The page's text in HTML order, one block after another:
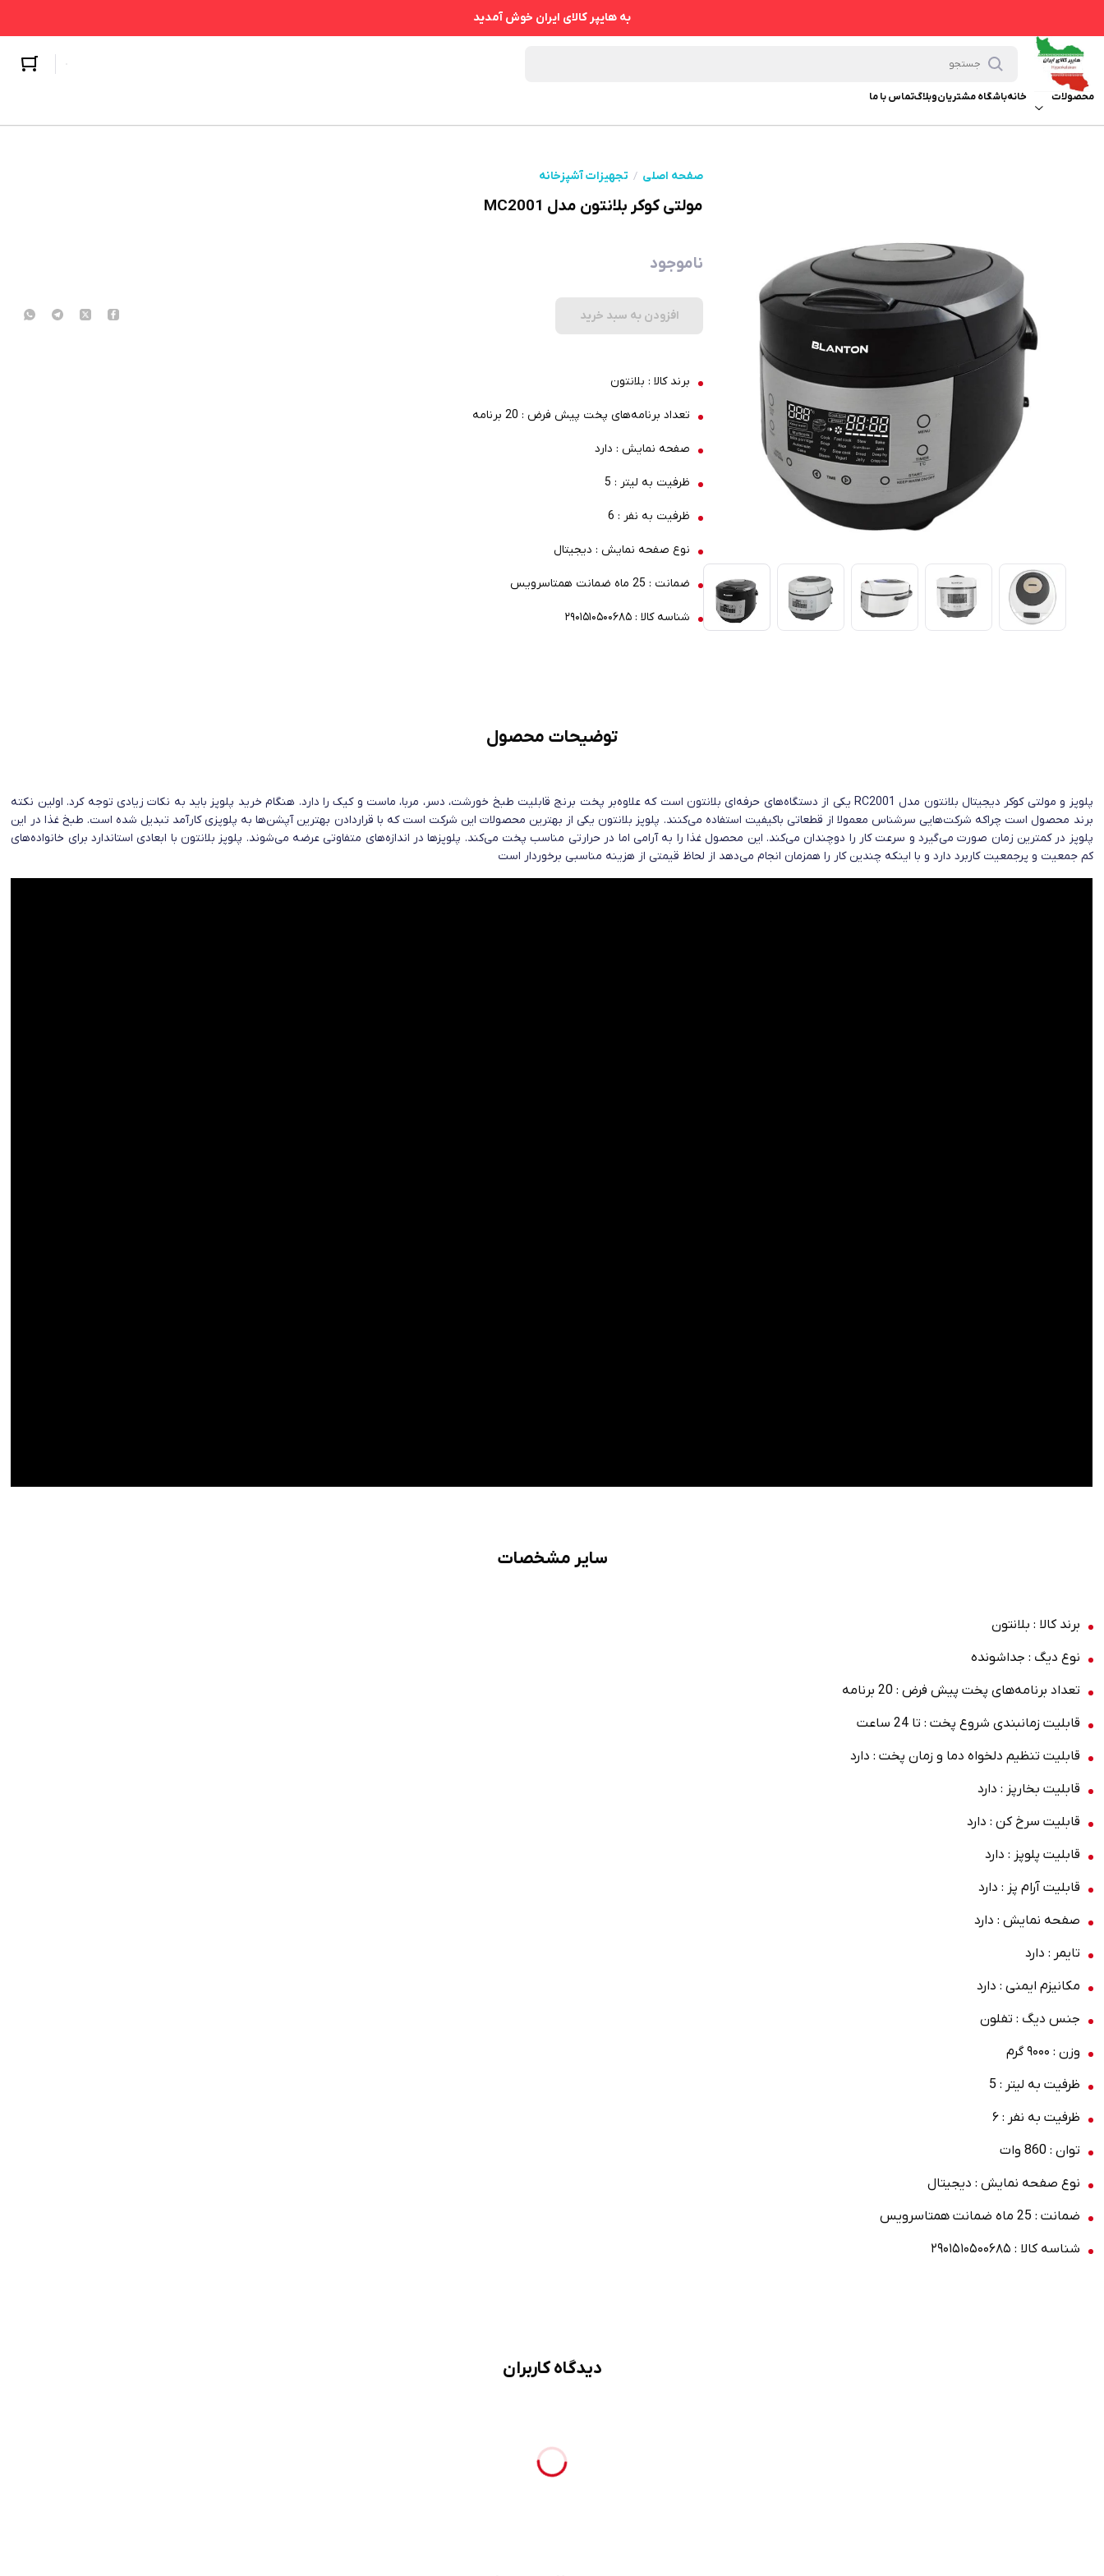
به هایپر کالای ایران خوش آمدید
محصولات خانهباشگاه مشتریانوبلاگتماس با ما
صفحه اصلی تجهیزات آشپزخانه
مولتی کوکر بلانتون مدل MC2001
ناموجود
افزودن به سبد خرید
برند کالا : بلانتون
تعداد برنامه‌های پخت پیش فرض : 20 برنامه
صفحه ‌نمایش : دارد
ظرفیت به لیتر : 5
ظرفیت به نفر : 6
نوع صفحه نمایش : دیجیتال
ضمانت : 25 ماه ضمانت همتاسرویس
شناسه کالا : ۲۹۰۱۵۱۰۵۰۰۶۸۵
توضیحات محصول
پلوپز و مولتی کوکر دیجیتال بلانتون مدل RC2001 یکی از دستگاه‌های حرفه‌ای بلانتون است که علاوه‌بر پخت برنج قابلیت طبخ خورشت، دسر، مربا، ماست و کیک را دارد. هنگام خرید پلوپز باید به نکات زیادی توجه کرد. اولین نکته
برند محصول است چراکه شرکت‌هایی سرشناس معمولا از قطعاتی باکیفیت استفاده می‌کنند. پلوپز بلانتون یکی از بهترین محصولات این شرکت است که با قراردادن بهترین آپشن‌ها به پلوپزی کارآمد تبدیل شده است. طبخ غذا در این
پلوپز در کمترین زمان صورت می‌گیرد و سرعت کار را دوچندان می‌کند. این محصول غذا را به آرامی اما در حرارتی مناسب پخت می‌کند. پلوپزها در اندازه‌های متفاوتی عرضه می‌شوند. پلوپز بلانتون با ابعادی استاندارد برای خانواده‌های
کم جمعیت و پرجمعیت کاربرد دارد و با اینکه چندین کار را همزمان انجام می‌دهد از لحاظ قیمتی از هزینه مناسبی برخوردار است
سایر مشخصات
برند کالا : بلانتون
نوع دیگ : جداشونده
تعداد برنامه‌های پخت پیش فرض : 20 برنامه
قابلیت زمانبندی شروع پخت : تا 24 ساعت
قابلیت تنظیم دلخواه دما و زمان پخت : دارد
قابلیت بخارپز : دارد
قابلیت سرخ کن : دارد
قابلیت پلوپز : دارد
قابلیت آرام پز : دارد
صفحه ‌نمایش : دارد
تایمر : دارد
مکانیزم ایمنی : دارد
جنس دیگ : تفلون
وزن : ۹۰۰۰ گرم
ظرفیت به لیتر : 5
ظرفیت به نفر : ۶
توان : 860 وات
نوع صفحه نمایش : دیجیتال
ضمانت : 25 ماه ضمانت همتاسرویس
شناسه کالا : ۲۹۰۱۵۱۰۵۰۰۶۸۵
دیدگاه کاربران